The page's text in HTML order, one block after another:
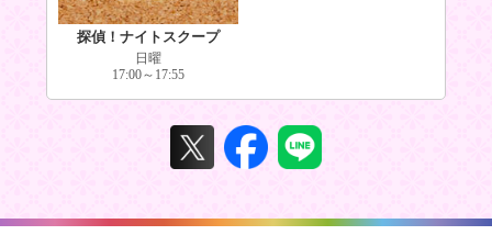
探偵！ナイトスクープ
日曜
17:00～17:55